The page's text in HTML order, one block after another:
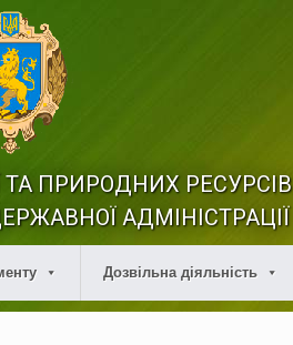
ПРИРОДНИХ РЕСУРСІВ
АДМІНІСТРАЦІЇ
Дозвільна діяльність